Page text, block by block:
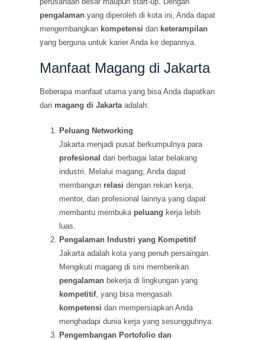
pengalaman yang diperoleh di kota ini, Anda dapat
mengembangkan kompetensi dan keterampilan
yang berguna untuk karier Anda ke depannya.
Manfaat Magang di Jakarta
Beberapa manfaat utama yang bisa Anda dapatkan
dari magang di Jakartaadalah:
Peluang Networking
Jakarta menjadi pusat berkumpulnya para
profesional dari berbagai latar belakang
industri. Melalui magang, Anda dapat
membangun relasi dengan rekan kerja,
mentor, dan profesional lainnya yang dapat
membantu membuka peluang kerja lebih
luas.
Pengalaman Industri yang Kompetitif
Jakarta adalah kota yang penuh persaingan.
Mengikuti magang di sini memberikan
pengalamanbekerja di lingkungan yang
kompetitif, yang bisa mengasah
kompetensi dan mempersiapkan Anda
menghadapi dunia kerja yang sesungguhnya.
Pengembangan Portofolio dan